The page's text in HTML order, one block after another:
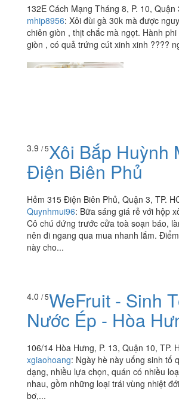
132E Cách Mạng Tháng 8, P. 10, Quận
mhip8956: Xôi đùi gà 30k mà được
chiên giòn , thịt chắc mà ngọt. Hành
giòn , có quả trứng cút xinh xinh ????
3.9 / 5Xôi Bắp Huỳnh
Điện Biên Phủ
Hẻm 315 Điện Biên Phủ, Quận 3, TP.
Quynhmui96: Bữa sáng giá rẻ với hộp
Cô chú đứng trước cửa toà soạn báo,
nên đi ngang qua mua nhanh lắm.
này cho...
4.0 / 5WeFruit - Sinh
Nước Ép - Hòa
106/14 Hòa Hưng, P. 13, Quận 10, TP.
xgiaohoang: Ngày hè này uống sinh tố
dạng, nhiều lựa chọn, quán có nhiều
nhau, gồm những loại trái vùng nhiệt
bơ,...